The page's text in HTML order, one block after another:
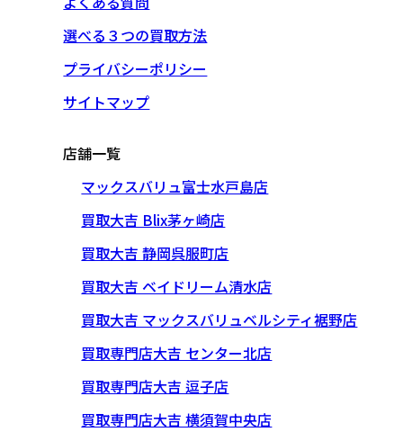
選べる３つの買取方法
プライバシーポリシー
サイトマップ
店舗一覧
マックスバリュ富士水戸島店
買取大吉 Blix茅ヶ崎店
買取大吉 静岡呉服町店
買取大吉 ベイドリーム清水店
買取大吉 マックスバリュベルシティ裾野店
買取専門店大吉 センター北店
買取専門店大吉 逗子店
買取専門店大吉 横須賀中央店